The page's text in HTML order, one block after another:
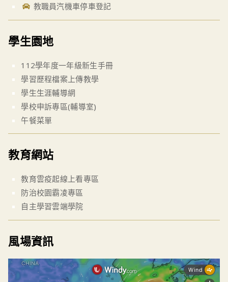
教職員汽機車停車登記
學生園地
112學年度一年級新生手冊
學習歷程檔案上傳教學
學生生涯輔導網
學校申訴專區(輔導室)
午餐菜單
教育網站
教育雲疫起線上看專區
防治校園霸凌專區
自主學習雲端學院
風場資訊